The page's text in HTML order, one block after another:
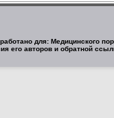
для: Медицинского
его авторов и обратной